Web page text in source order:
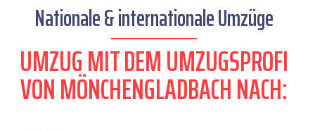
Nationale & internationale Umzüge
UMZUG MIT DEM UMZUGSPROFI
VON MÖNCHENGLADBACH NACH: